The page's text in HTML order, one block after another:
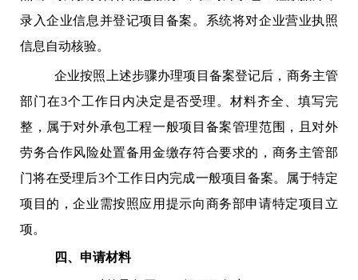
录入企业信息并登记项目备案。系统将对企业营业执照
信息自动核验。
企业按照上述步骤办理项目备案登记后，商务主管
部门在3个工作日内决定是否受理。材料齐全、填写完
整，属于对外承包工程一般项目备案管理范围，且对外
劳务合作风险处置备用金缴存符合要求的，商务主管部
门将在受理后3个工作日内完成一般项目备案。属于特定
项目的，企业需按照应用提示向商务部申请特定项目立
项。
四、申请材料